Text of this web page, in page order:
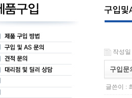
작성일
구입문
글쓴이 :